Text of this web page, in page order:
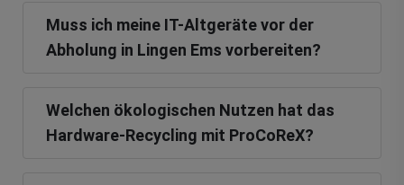
Muss ich meine IT-Altgeräte vor der
Abholung in Lingen Ems vorbereiten?
Welchen ökologischen Nutzen hat das
Hardware-Recycling mit ProCoReX?